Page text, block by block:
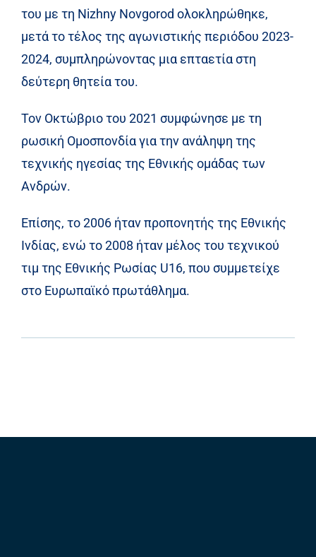
του με τη Nizhny Novgorod ολοκληρώθηκε,
μετά το τέλος της αγωνιστικής περιόδου 2023-
2024, συμπληρώνοντας μια επταετία στη
δεύτερη θητεία του.
Τον Οκτώβριο του 2021 συμφώνησε με τη
ρωσική Ομοσπονδία για την ανάληψη της
τεχνικής ηγεσίας της Εθνικής ομάδας των
Ανδρών.
Επίσης, το 2006 ήταν προπονητής της Εθνικής
Ινδίας, ενώ το 2008 ήταν μέλος του τεχνικού
τιμ της Εθνικής Ρωσίας U16, που συμμετείχε
στο Ευρωπαϊκό πρωτάθλημα.